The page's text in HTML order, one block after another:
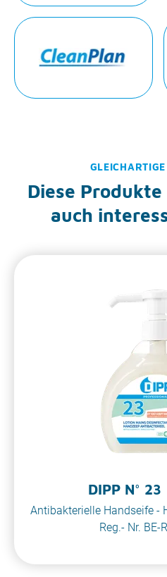
Diese
auch
DIPP N°
Antibakterielle Handseife -
Reg.- Nr. BE-